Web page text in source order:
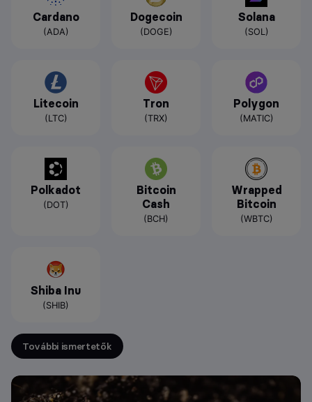
Cardano
(ADA)
Dogecoin
(DOGE)
Solana
(SOL)
Litecoin
(LTC)
Tron
(TRX)
Polygon
(MATIC)
Polkadot
(DOT)
Bitcoin
Cash
(BCH)
Wrapped
Bitcoin
(WBTC)
Shiba Inu
(SHIB)
További ismertetők